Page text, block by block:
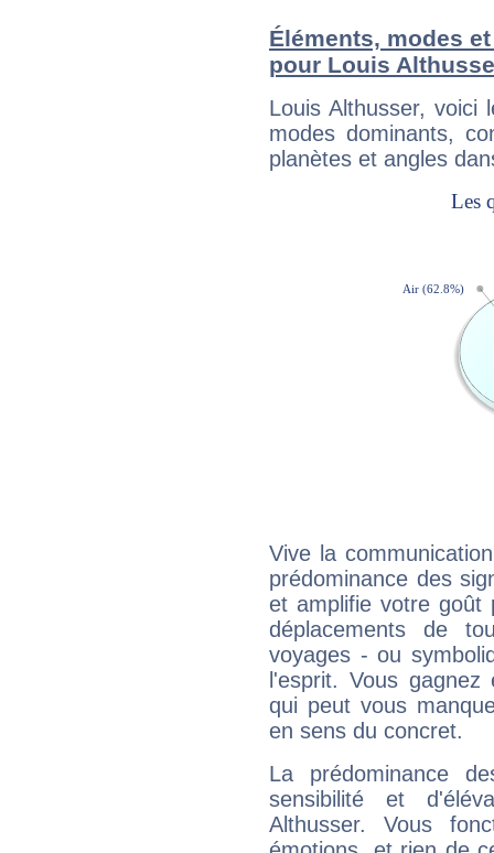
Éléments, modes
pour Louis
Louis Althusser, voici
modes dominants,
planètes et angles
Vive la
prédominance des
et amplifie votre goût
déplacements de
voyages - ou
l'esprit. Vous
qui peut vous
en sens du concret.
La prédominance
sensibilité et
Althusser. Vous